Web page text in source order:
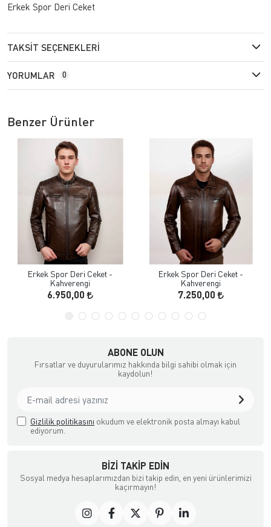
Erkek Spor Deri Ceket
TAKSIT SEÇENEKLERI
YORUMLAR 0
Benzer Ürünler
Erkek Spor Deri Ceket -
Kahverengi
6.950,00
Erkek Spor Deri Ceket -
Kahverengi
7.250,00
ABONE OLUN
Fırsatlar ve duyurularımız hakkında bilgi sahibi olmak için
kaydolun!
Gizlilik politikasını okudum ve elektronik posta almayı kabul
ediyorum.
BIZI TAKIP EDIN
Sosyal medya hesaplarımızdan bizi takip edin, en yeni ürünlerimizi
kaçırmayın!